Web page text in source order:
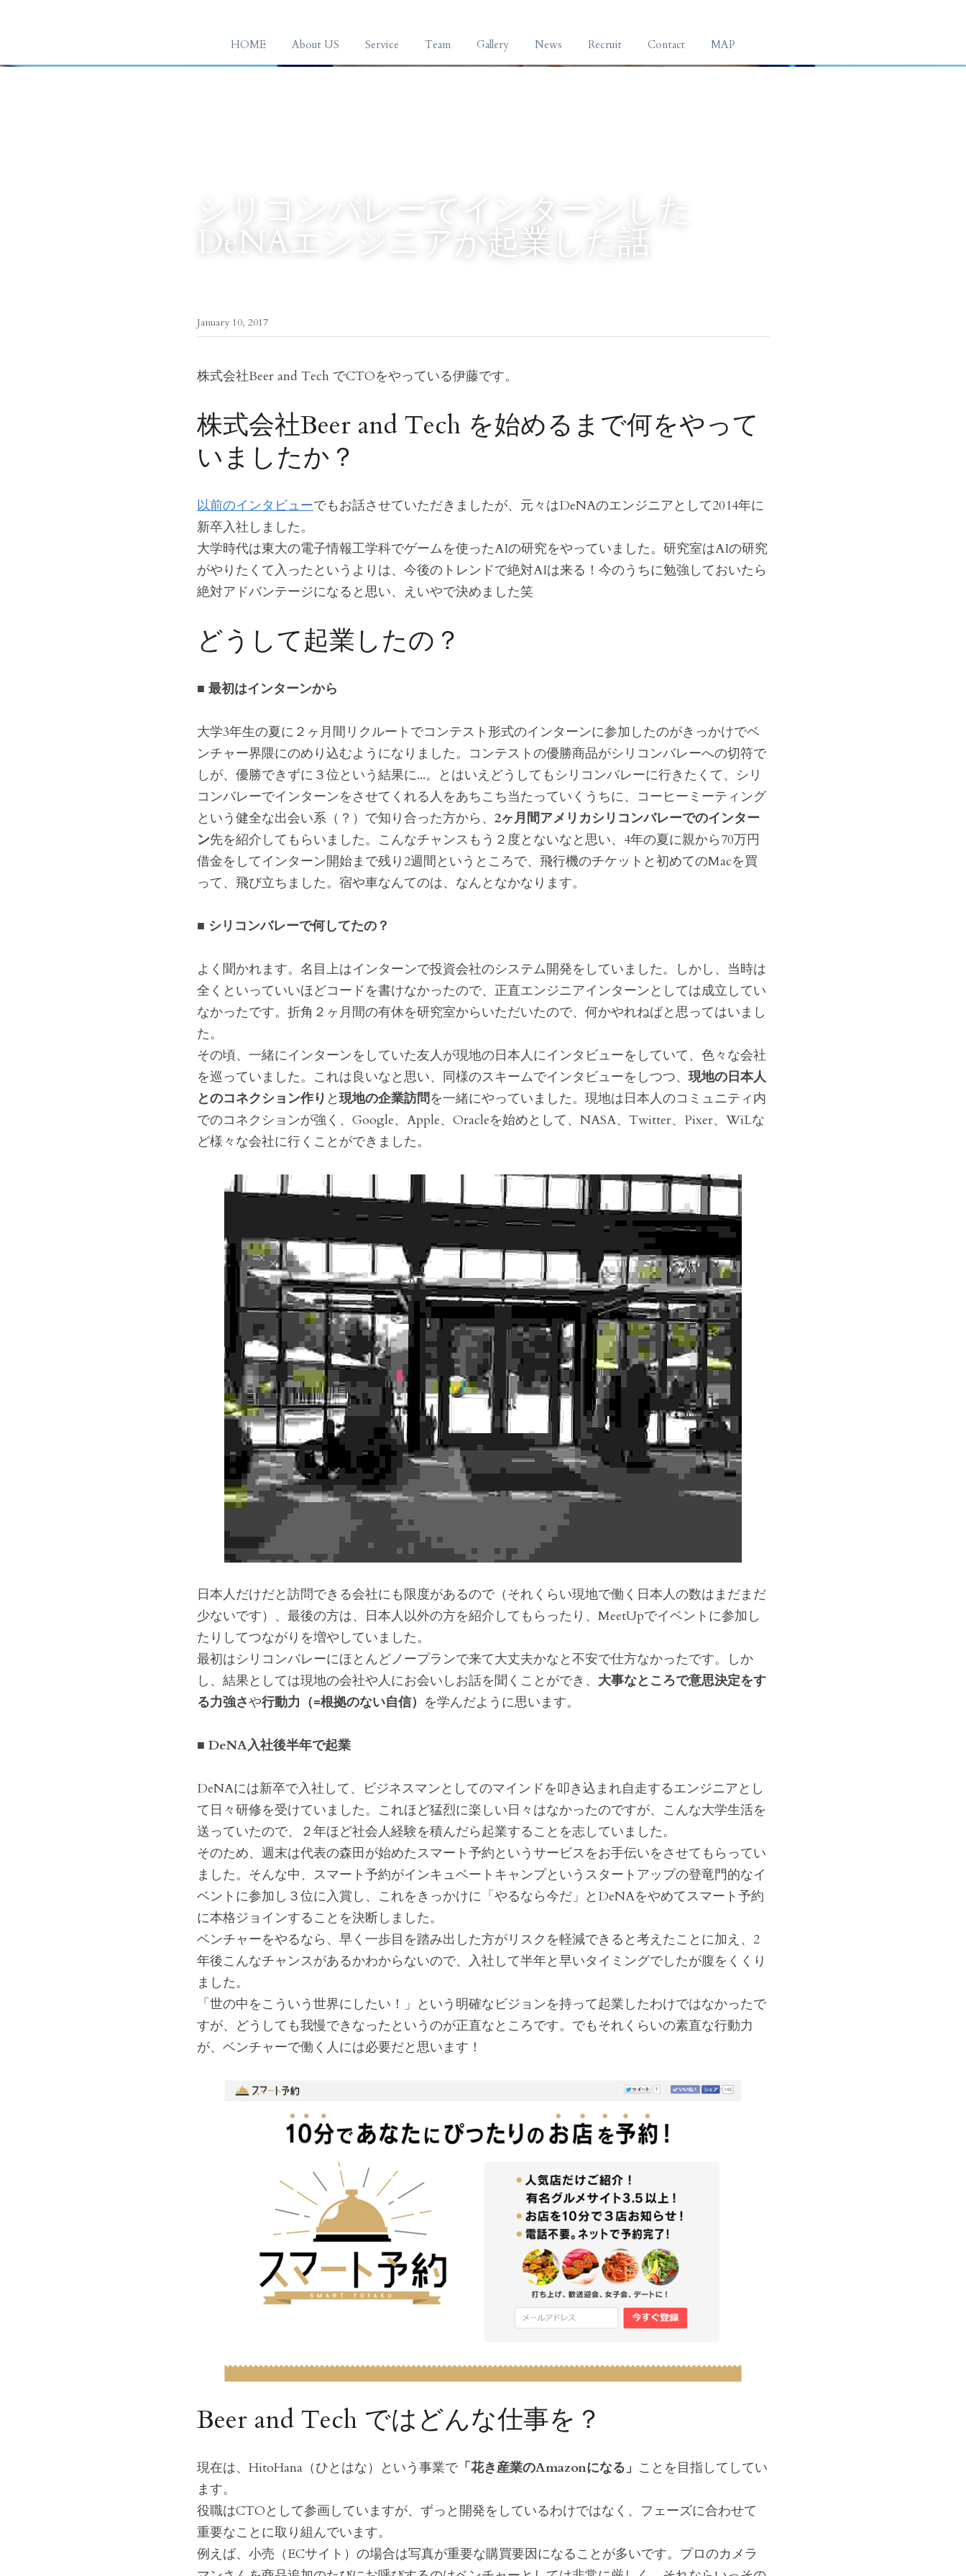
HOME About US Service Team Gallery News Recruit Contact MAP
シリコンバレーでインターンした
DeNAエンジニアが起業した話
January 10, 2017
株式会社Beer and Tech でCTOをやっている伊藤です。
株式会社Beer and Tech を始めるまで何をやって
いましたか？
以前のインタビューでもお話させていただきましたが、元々はDeNAのエンジニアとして2014年に
新卒入社しました。
大学時代は東大の電子情報工学科でゲームを使ったAIの研究をやっていました。研究室はAIの研究
がやりたくて入ったというよりは、今後のトレンドで絶対AIは来る！今のうちに勉強しておいたら
絶対アドバンテージになると思い、えいやで決めました笑
どうして起業したの？
■ 最初はインターンから
大学3年生の夏に２ヶ月間リクルートでコンテスト形式のインターンに参加したのがきっかけでベ
ンチャー界隈にのめり込むようになりました。コンテストの優勝商品がシリコンバレーへの切符で
しが、優勝できずに３位という結果に...。とはいえどうしてもシリコンバレーに行きたくて、シリ
コンバレーでインターンをさせてくれる人をあちこち当たっていくうちに、コーヒーミーティング
という健全な出会い系（？）で知り合った方から、 2ヶ月間アメリカシリコンバレーでのインター
ン先を紹介してもらいました。こんなチャンスもう２度とないなと思い、4年の夏に親から70万円
借金をしてインターン開始まで残り2週間というところで、飛行機のチケットと初めてのMacを買
って、飛び立ちました。宿や車なんてのは、なんとなかなります。
■ シリコンバレーで何してたの？
よく聞かれます。名目上はインターンで投資会社のシステム開発をしていました。しかし、当時は
全くといっていいほどコードを書けなかったので、正直エンジニアインターンとしては成立してい
なかったです。折角２ヶ月間の有休を研究室からいただいたので、何かやれねばと思ってはいまし
た。
その頃、一緒にインターンをしていた友人が現地の日本人にインタビューをしていて、色々な会社
を巡っていました。これは良いなと思い、同様のスキームでインタビューをしつつ、 現地の日本人
とのコネクション作り と現地の企業訪問を一緒にやっていました。現地は日本人のコミュニティ内
でのコネクションが強く、Google、Apple、Oracleを始めとして、NASA、Twitter、Pixer、WiLな
ど様々な会社に行くことができました。
日本人だけだと訪問できる会社にも限度があるので（それくらい現地で働く日本人の数はまだまだ
少ないです）、最後の方は、日本人以外の方を紹介してもらったり、MeetUpでイベントに参加し
たりしてつながりを増やしていました。
最初はシリコンバレーにほとんどノープランで来て大丈夫かなと不安で仕方なかったです。しか
し、結果としては現地の会社や人にお会いしお話を聞くことができ、 大事なところで意思決定をす
る力強さや行動力（=根拠のない自信） を学んだように思います。
■ DeNA入社後半年で起業
DeNAには新卒で入社して、ビジネスマンとしてのマインドを叩き込まれ自走するエンジニアとし
て日々研修を受けていました。これほど猛烈に楽しい日々はなかったのですが、こんな大学生活を
送っていたので、２年ほど社会人経験を積んだら起業することを志していました。
そのため、週末は代表の森田が始めたスマート予約というサービスをお手伝いをさせてもらってい
ました。そんな中、スマート予約がインキュベートキャンプというスタートアップの登竜門的なイ
ベントに参加し３位に入賞し、これをきっかけに「やるなら今だ」とDeNAをやめてスマート予約
に本格ジョインすることを決断しました。
ベンチャーをやるなら、早く一歩目を踏み出した方がリスクを軽減できると考えたことに加え、2
年後こんなチャンスがあるかわからないので、入社して半年と早いタイミングでしたが腹をくくり
ました。
「世の中をこういう世界にしたい！」という明確なビジョンを持って起業したわけではなかったで
すが、どうしても我慢できなったというのが正直なところです。でもそれくらいの素直な行動力
が、ベンチャーで働く人には必要だと思います！
Beer and Tech ではどんな仕事を？
現在は、HitoHana（ひとはな）という事業で「花き産業のAmazonになる」 ことを目指してしてい
ます。
役職はCTOとして参画していますが、ずっと開発をしているわけではなく、フェーズに合わせて
重要なことに取り組んでいます。
例えば、小売（ECサイト）の場合は写真が重要な購買要因になることが多いです。プロのカメラ